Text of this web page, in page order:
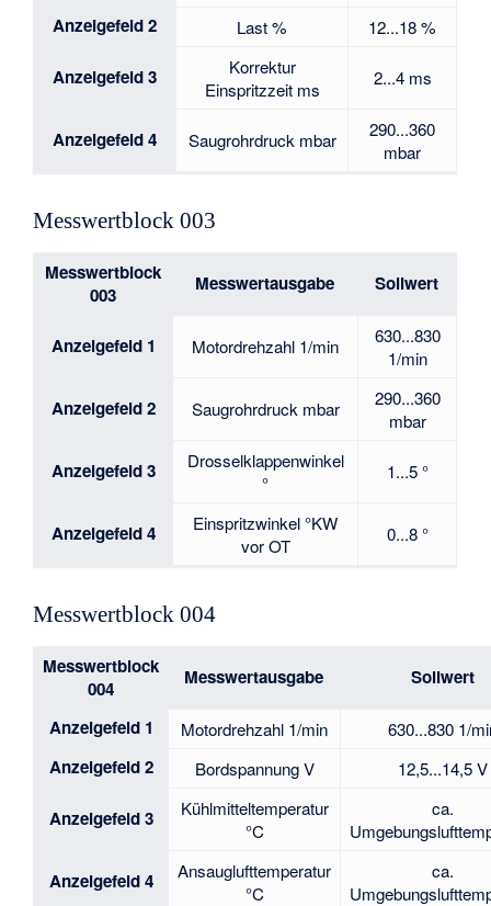
Anzeigefeld 2 Last % 12...18 %
Anzeigefeld 3
Korrektur
Einspritzzeit ms
2...4 ms
Anzeigefeld 4 Saugrohrdruck mbar
290...360
mbar
Messwertblock 003
Messwertblock
003
Messwertausgabe Sollwert
Anzeigefeld 1 Motordrehzahl 1/min
630...830
1/min
Anzeigefeld 2 Saugrohrdruck mbar
290...360
mbar
Anzeigefeld 3
Drosselklappenwinkel
°
1...5 °
Anzeigefeld 4
Einspritzwinkel °KW
vor OT
0...8 °
Messwertblock 004
Messwertblock
004
Messwertausgabe Sollwert
Anzeigefeld 1 Motordrehzahl 1/min 630...830 1/
Anzeigefeld 2 Bordspannung V 12,5...14,5 V
Anzeigefeld 3
Kühlmitteltemperatur
°C
ca.
Anzeigefeld 4
Ansauglufttemperatur
°C
ca.